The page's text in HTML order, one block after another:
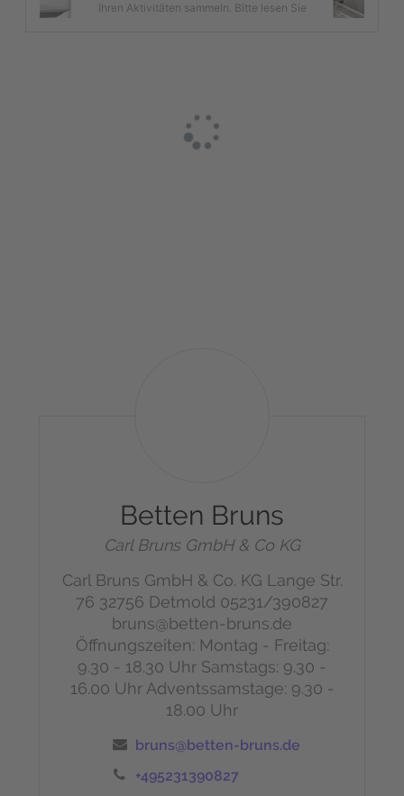
Ihren Aktivitäten sammeln. Bitte lesen Sie
Betten Bruns
Carl Bruns GmbH & Co KG
Carl Bruns GmbH & Co. KG Lange Str.
76 32756 Detmold 05231/390827
bruns@betten-bruns.de
Öffnungszeiten: Montag - Freitag:
9.30 - 18.30 Uhr Samstags: 9.30 -
16.00 UhrAdventssamstage: 9.30 -
18.00 Uhr
bruns@betten-bruns.de
+495231390827